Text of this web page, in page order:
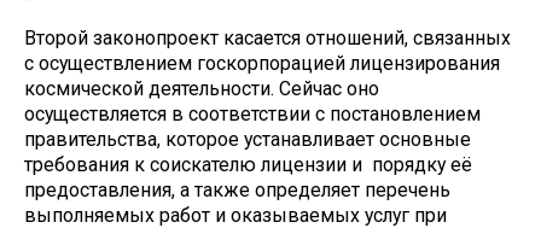
Второй законопроект касается отношений, связанных
с осуществлением госкорпорацией лицензирования
космической деятельности. Сейчас оно
осуществляется в соответствии с постановлением
правительства, которое устанавливает основные
требования к соискателю лицензии и порядку её
предоставления, а также определяет перечень
выполняемых работ и оказываемых услуг при